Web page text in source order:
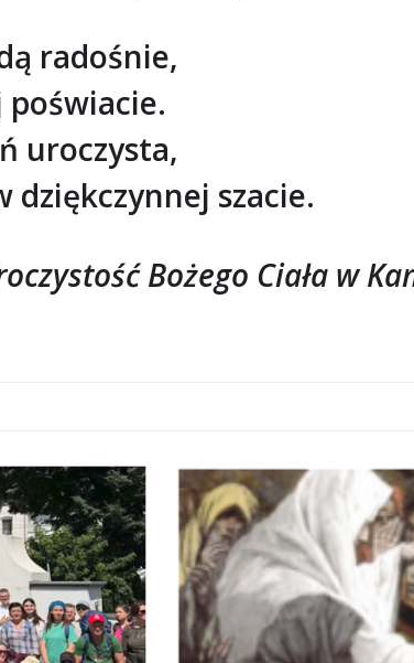
radośnie,
poświacie.
uroczysta,
dziękczynnej szacie.
Bożego Ciała w